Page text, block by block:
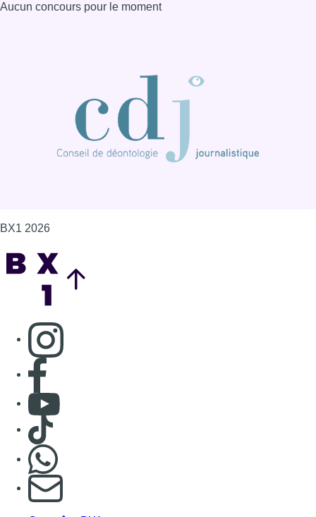
Aucun concours pour le moment
BX1 2026
Consulter page Instagram
Consulter page Facebook
Consulter Youtube
Consulter TikTok
S'abonner à notre newsletter